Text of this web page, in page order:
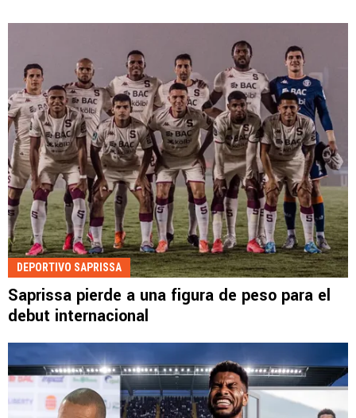
DEPORTIVO SAPRISSA
Saprissa pierde a una figura de peso para el
debut internacional